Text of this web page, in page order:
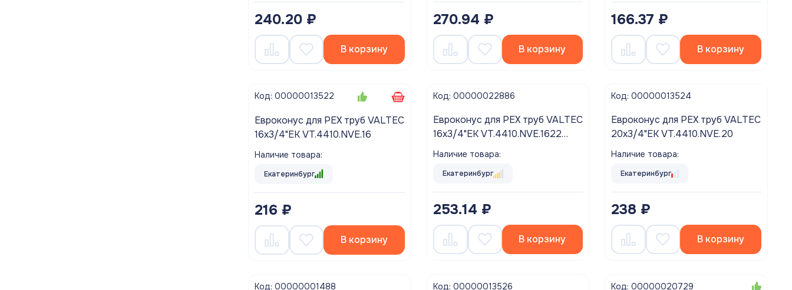
240.20 ₽
В корзину
270.94 ₽
В корзину
166.37 ₽
В корзину
Код: 00000013522
Евроконус для PEX труб VALTEC
16х3/4"ЕК VT.4410.NVE.16
Наличие товара:
Екатеринбург
216 ₽
В корзину
Код: 00000022886
Евроконус для PEX труб VALTEC
16х3/4"ЕК VT.4410.NVE.1622
(толщина стенки 2.2)
Наличие товара:
Екатеринбург
253.14 ₽
В корзину
Код: 00000013524
Евроконус для PEX труб VALTEC
20х3/4"ЕК VT.4410.NVE.20
Наличие товара:
Екатеринбург
238 ₽
В корзину
Код: 00000001488 Код: 00000013526 Код: 00000020729